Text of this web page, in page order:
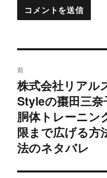
稿
ナ
ビ
ゲ
ー
前
過
去
の
投
稿:
株式会社リア
Styleの棗田三
胴体トレーニン
限まで広げる
法のネタバレ